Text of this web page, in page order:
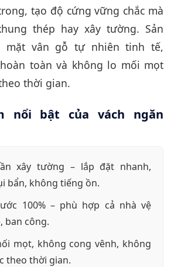
tạo độ cứng vững chắc mà
thép hay xây tường. Sản
mặt vân gỗ tự nhiên tinh tế,
toàn và không lo mối mọt
thời gian.
nổi bật của vách ngăn
xây tường – lắp đặt nhanh,
bẩn, không tiếng ồn.
100% – phù hợp cả nhà vệ
ban công.
mọt, không cong vênh, không
theo thời gian.